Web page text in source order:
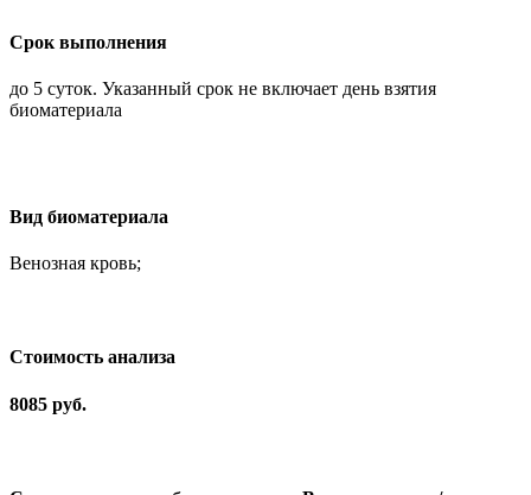
Срок выполнения
до 5 суток. Указанный срок не включает день взятия
биоматериала
Вид биоматериала
Венозная кровь;
Cтоимость анализа
8085 руб.